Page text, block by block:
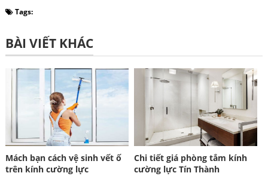
Tags:
BÀI VIẾT KHÁC
Mách bạn cách vệ sinh vết ố
trên kính cường lực
Chi tiết giá phòng tắm kính
cường lực Tín Thành